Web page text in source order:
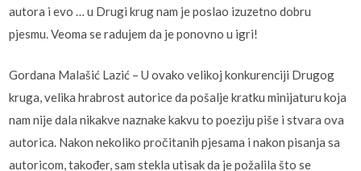
autora i evo … u Drugi krug nam je poslao izuzetno dobru
pjesmu. Veoma se radujem da je ponovno u igri!
Gordana Malašić Lazić – U ovako velikoj konkurenciji Drugog
kruga, velika hrabrost autorice da pošalje kratku minijaturu koja
nam nije dala nikakve naznake kakvu to poeziju piše i stvara ova
autorica. Nakon nekoliko pročitanih pjesama i nakon pisanja sa
autoricom, također, sam stekla utisak da je požalila što se